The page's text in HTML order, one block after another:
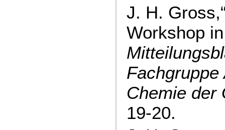
J. H.
Workshop
Chemie der
19-20.